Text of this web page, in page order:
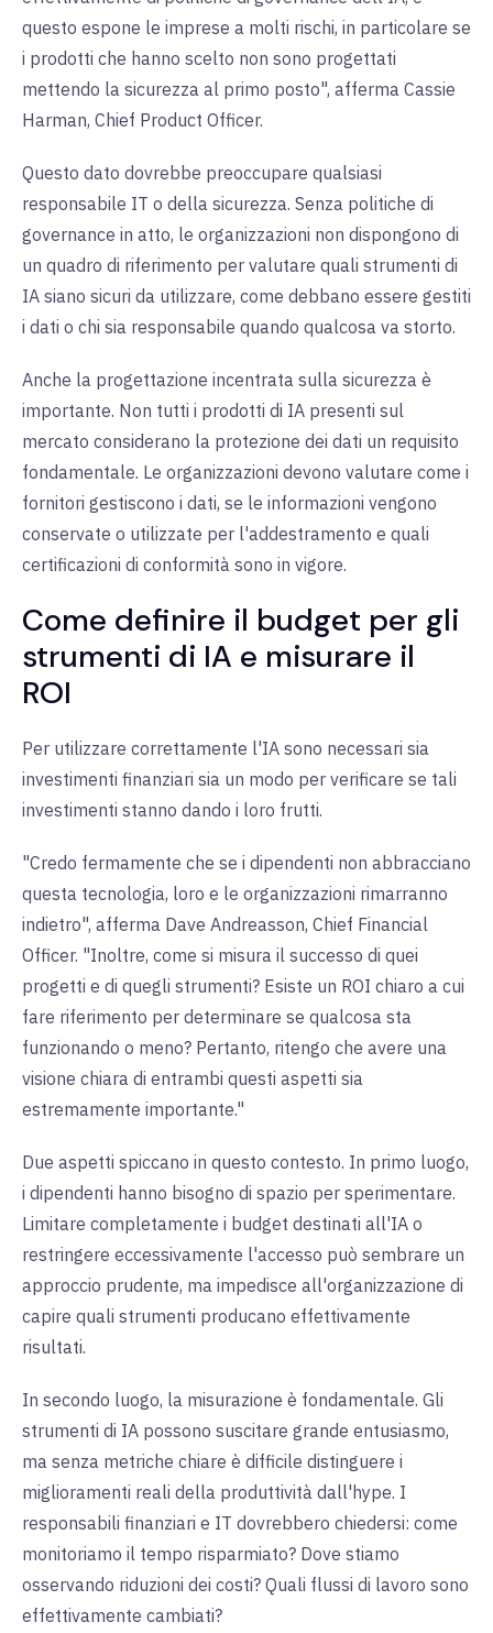
questo espone le imprese a molti rischi, in particolare se
i prodotti che hanno scelto non sono progettati
mettendo la sicurezza al primo posto", afferma Cassie
Harman, Chief Product Officer.
Questo dato dovrebbe preoccupare qualsiasi
responsabile IT o della sicurezza. Senza politiche di
governance in atto, le organizzazioni non dispongono di
un quadro di riferimento per valutare quali strumenti di
IA siano sicuri da utilizzare, come debbano essere gestiti
i dati o chi sia responsabile quando qualcosa va storto.
Anche la progettazione incentrata sulla sicurezza è
importante. Non tutti i prodotti di IA presenti sul
mercato considerano la protezione dei dati un requisito
fondamentale. Le organizzazioni devono valutare come i
fornitori gestiscono i dati, se le informazioni vengono
conservate o utilizzate per l'addestramento e quali
certificazioni di conformità sono in vigore.
Come definire il budget per gli
strumenti di IA e misurare il
ROI
Per utilizzare correttamente l'IA sono necessari sia
investimenti finanziari sia un modo per verificare se tali
investimenti stanno dando i loro frutti.
"Credo fermamente che se i dipendenti non abbracciano
questa tecnologia, loro e le organizzazioni rimarranno
indietro", afferma Dave Andreasson, Chief Financial
Officer. "Inoltre, come si misura il successo di quei
progetti e di quegli strumenti? Esiste un ROI chiaro a cui
fare riferimento per determinare se qualcosa sta
funzionando o meno? Pertanto, ritengo che avere una
visione chiara di entrambi questi aspetti sia
estremamente importante."
Due aspetti spiccano in questo contesto. In primo luogo,
i dipendenti hanno bisogno di spazio per sperimentare.
Limitare completamente i budget destinati all'IA o
restringere eccessivamente l'accesso può sembrare un
approccio prudente, ma impedisce all'organizzazione di
capire quali strumenti producano effettivamente
risultati.
In secondo luogo, la misurazione è fondamentale. Gli
strumenti di IA possono suscitare grande entusiasmo,
ma senza metriche chiare è difficile distinguere i
miglioramenti reali della produttività dall'hype. I
responsabili finanziari e IT dovrebbero chiedersi: come
monitoriamo il tempo risparmiato? Dove stiamo
osservando riduzioni dei costi? Quali flussi di lavoro sono
effettivamente cambiati?